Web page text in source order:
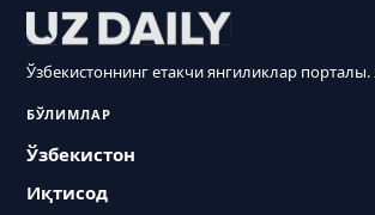
Ўзбекистоннинг етакчи янгиликлар
БЎЛИМЛАР
Ўзбекистон
Иқтисод